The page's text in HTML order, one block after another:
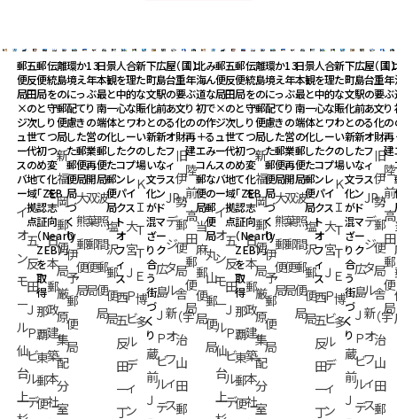
郵
便
局
×
ジ
ュ
ー
ス
バ
ー
イ
オ
ン
モ
ー
ル
仙
台
上
五
反
田
の
次
世
代
の
地
域
拠
点
五
反
田
Ｊ
Ｐ
ビ
ル
デ
郵
便
局
と
し
て
初
め
て
「ZEB
認
証
（Nearly
ZEB）」
を
取
得
那
覇
東
郵
便
伝
統
を
守
り
つ
つ、
変
化
を
志
向
日
本
郵
政
建
築
本
社
離
島
の
郵
便
局
新
福
岡
郵
便
局
厳
原
集
配
分
室
環
境
に
配
慮
し
た
郵
便
局
づ
く
り
伊
予
郵
便
局
か
え
っ
て
き
た
郵
便
局
大
熊
郵
便
局
13
年
ぶ
り
の
営
業
再
開
双
葉
郵
便
局
日
本
最
南
端
の
郵
便
局
波
照
間
郵
便
局
景
観
と
一
体
化
し
た
郵
便
局
塩
沢
郵
便
局
人
を
中
心
と
し
た
コ
ン
パ
ク
ト
オ
フ
ィ
ス
西
五
反
田
一
丁
合
理
的
な
ワ
ー
ク
プ
レ
イ
ス
大
宮
Ｊ
Ｐ
ビ
ル
デ
ィ
ン
新
た
な
賑
わ
い
の
場
Ｋ
Ｉ
Ｔ
Ｔ
Ｅ
博
多
下
町
文
化
と
新
し
い
文
化
が
混
ざ
り
合
う
街
づ
く
り
蔵
前
Ｊ
広
島
駅
前
の
新
た
な
ラ
ン
ド
マ
ー
ク
広
島
Ｊ
Ｐ
ビ
ル
デ
屋
台
の
あ
る
オ
フ
ィ
ス
JP
デ
ジ
タ
ル
新
オ
フ
ィ
ス
（国）
重
要
文
化
財
旧
伊
勢
郵
便
局
舎
（宇
治
山
田
郵
11
年
ぶ
り
の
再
建
陸
前
高
田
郵
便
局
北
海
道
初
の
＋
エ
コ
郵
便
局
当
麻
郵
便
局
み
ん
な
で
作
る
み
ん
な
の
郵
便
局
丸
山
郵
便
局
郵
便
局
×
ジ
ュ
ー
ス
バ
ー
イ
オ
ン
モ
ー
ル
仙
台
上
五
反
田
の
次
世
代
の
地
域
拠
点
五
反
田
Ｊ
Ｐ
ビ
ル
デ
郵
便
局
と
し
て
初
め
て
「ZEB
認
証
（Nearly
ZEB）」
を
取
得
那
覇
東
郵
便
伝
統
を
守
り
つ
つ、
変
化
を
志
向
日
本
郵
政
建
築
本
社
離
島
の
郵
便
局
新
福
岡
郵
便
局
厳
原
集
配
分
室
環
境
に
配
慮
し
た
郵
便
局
づ
く
り
伊
予
郵
便
局
か
え
っ
て
き
た
郵
便
局
大
熊
郵
便
局
13
年
ぶ
り
の
営
業
再
開
双
葉
郵
便
局
日
本
最
南
端
の
郵
便
局
波
照
間
郵
便
局
景
観
と
一
体
化
し
た
郵
便
局
塩
沢
郵
便
局
人
を
中
心
と
し
た
コ
ン
パ
ク
ト
オ
フ
ィ
ス
西
五
反
田
一
丁
合
理
的
な
ワ
ー
ク
プ
レ
イ
ス
大
宮
Ｊ
Ｐ
ビ
ル
デ
ィ
ン
新
た
な
賑
わ
い
の
場
Ｋ
Ｉ
Ｔ
Ｔ
Ｅ
博
多
下
町
文
化
と
新
し
い
文
化
が
混
ざ
り
合
う
街
づ
く
り
蔵
前
Ｊ
広
島
駅
前
の
新
た
な
ラ
ン
ド
マ
ー
ク
広
島
Ｊ
Ｐ
ビ
ル
デ
屋
台
の
あ
る
オ
フ
ィ
ス
JP
デ
ジ
タ
ル
新
オ
フ
ィ
ス
（国）
重
要
文
化
財
旧
伊
勢
郵
便
局
舎
（宇
治
山
田
郵
11
年
ぶ
り
の
再
建
陸
前
高
田
郵
便
局